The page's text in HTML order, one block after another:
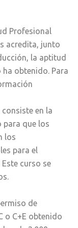
Profesional
acredita, junto
la aptitud
obtenido. Para
en la
para que los
los
para el
curso se
de
o C+E obtenido